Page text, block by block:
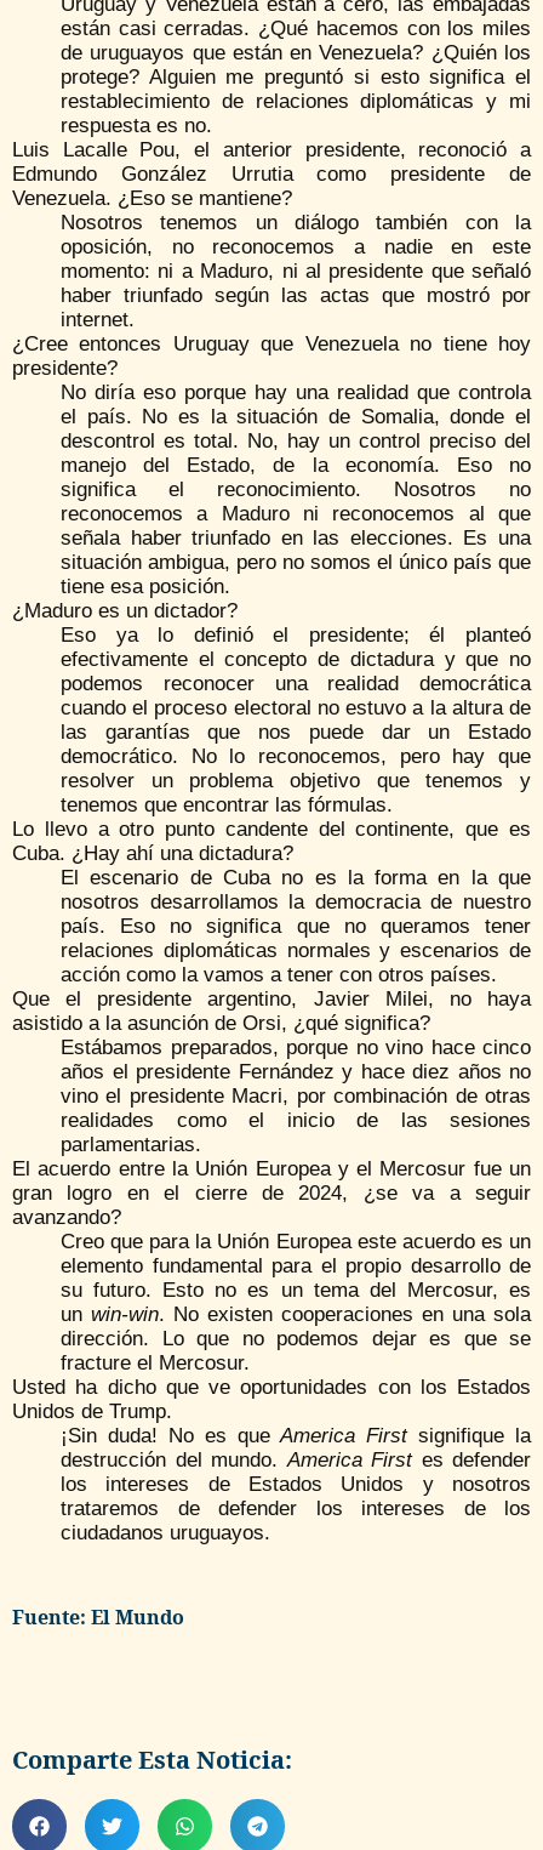
están casi cerradas. ¿Qué hacemos con los miles
de uruguayos que están en Venezuela? ¿Quién los
protege? Alguien me preguntó si esto significa el
restablecimiento de relaciones diplomáticas y mi
respuesta es no.
Luis Lacalle Pou, el anterior presidente, reconoció a
Edmundo González Urrutia como presidente de
Venezuela. ¿Eso se mantiene?
Nosotros tenemos un diálogo también con la
oposición, no reconocemos a nadie en este
momento: ni a Maduro, ni al presidente que señaló
haber triunfado según las actas que mostró por
internet.
¿Cree entonces Uruguay que Venezuela no tiene hoy
presidente?
No diría eso porque hay una realidad que controla
el país. No es la situación de Somalia, donde el
descontrol es total. No, hay un control preciso del
manejo del Estado, de la economía. Eso no
significa el reconocimiento. Nosotros no
reconocemos a Maduro ni reconocemos al que
señala haber triunfado en las elecciones. Es una
situación ambigua, pero no somos el único país que
tiene esa posición.
¿Maduro es un dictador?
Eso ya lo definió el presidente; él planteó
efectivamente el concepto de dictadura y que no
podemos reconocer una realidad democrática
cuando el proceso electoral no estuvo a la altura de
las garantías que nos puede dar un Estado
democrático. No lo reconocemos, pero hay que
resolver un problema objetivo que tenemos y
tenemos que encontrar las fórmulas.
Lo llevo a otro punto candente del continente, que es
Cuba. ¿Hay ahí una dictadura?
El escenario de Cuba no es la forma en la que
nosotros desarrollamos la democracia de nuestro
país. Eso no significa que no queramos tener
relaciones diplomáticas normales y escenarios de
acción como la vamos a tener con otros países.
Que el presidente argentino, Javier Milei, no haya
asistido a la asunción de Orsi, ¿qué significa?
Estábamos preparados, porque no vino hace cinco
años el presidente Fernández y hace diez años no
vino el presidente Macri, por combinación de otras
realidades como el inicio de las sesiones
parlamentarias.
El acuerdo entre la Unión Europea y el Mercosur fue un
gran logro en el cierre de 2024, ¿se va a seguir
avanzando?
Creo que para la Unión Europea este acuerdo es un
elemento fundamental para el propio desarrollo de
su futuro. Esto no es un tema del Mercosur, es
un win-win. No existen cooperaciones en una sola
dirección. Lo que no podemos dejar es que se
fracture el Mercosur.
Usted ha dicho que ve oportunidades con los Estados
Unidos de Trump.
¡Sin duda! No es queAmerica Firstsignifique la
destrucción del mundo.America Firstes defender
los intereses de Estados Unidos y nosotros
trataremos de defender los intereses de los
ciudadanos uruguayos.
Fuente: El Mundo
Comparte Esta Noticia: